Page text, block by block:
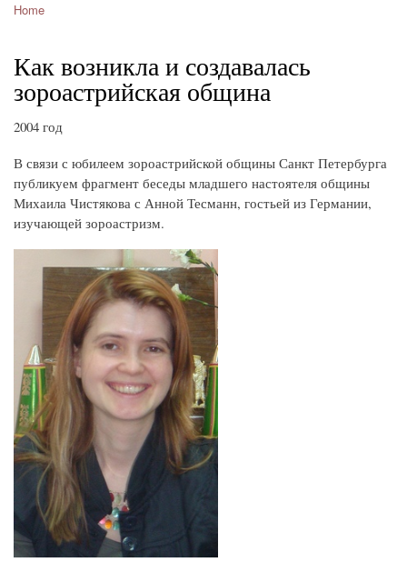
Home
Как возникла и создавалась
зороастрийская община
2004 год
В связи с юбилеем зороастрийской общины Санкт Петербурга
публикуем фрагмент беседы младшего настоятеля общины
Михаила Чистякова с Анной Тесманн, гостьей из Германии,
изучающей зороастризм.